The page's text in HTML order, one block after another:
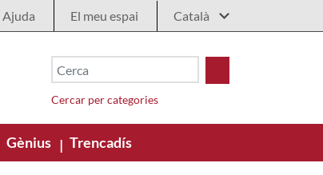
Ajuda El meu espai
Cercar per categories
Gènius | Trencadís